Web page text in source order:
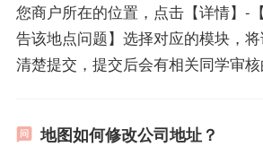
您商户所在的位置，点击【详情】-
告该地点问题】选择对应的模块，
清楚提交，提交后会有相关同学审
地图如何修改公司地址？